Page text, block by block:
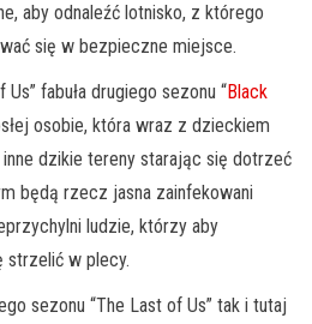
aby odnaleźć lotnisko, z którego
się w bezpieczne miejsce.
fabuła drugiego sezonu “Black
osobie, która wraz z dzieckiem
dzikie tereny starając się dotrzeć
będą rzecz jasna zainfekowani
ludzie, którzy aby
strzelić w plecy.
sezonu “The Last of Us” tak i tutaj